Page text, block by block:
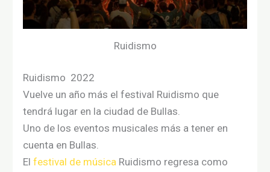
Ruidismo
Ruidismo 2022
Vuelve un año más el festival Ruidismo que
tendrá lugar en la ciudad de Bullas.
Uno de los eventos musicales más a tener en
cuenta en Bullas.
El festival de música Ruidismo regresa como